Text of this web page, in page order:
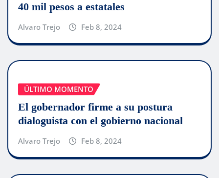
40 mil pesos a estatales
Alvaro Trejo Feb 8, 2024
ÚLTIMO MOMENTO
El gobernador firme a su postura
dialoguista con el gobierno nacional
Alvaro Trejo Feb 8, 2024